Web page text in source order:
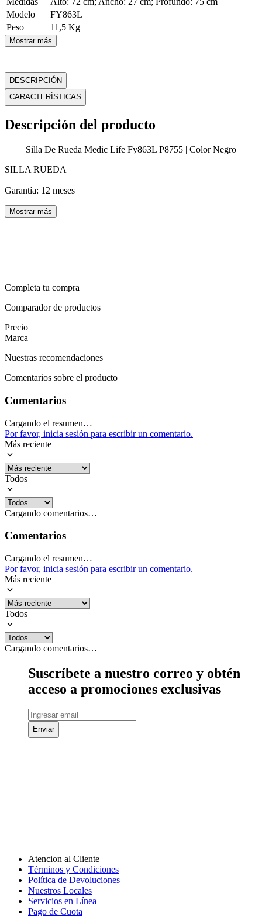
Modelo
FY863L
Peso
11,5 Kg
Mostrar más
DESCRIPCIÓN
CARACTERÍSTICAS
Descripción del producto
Silla De Rueda Medic Life Fy863L P8755 | Color Negro
SILLA RUEDA
Garantía: 12 meses
Mostrar más
Completa tu compra
Comparador de productos
Precio
Marca
Nuestras recomendaciones
Comentarios sobre el producto
Comentarios
Cargando el resumen…
Por favor, inicia sesión para escribir un comentario.
Más reciente
Todos
Cargando comentarios…
Comentarios
Cargando el resumen…
Por favor, inicia sesión para escribir un comentario.
Más reciente
Todos
Cargando comentarios…
Suscríbete a nuestro correo y obtén
acceso a promociones exclusivas
Enviar
Atencion al Cliente
Términos y Condiciones
Política de Devoluciones
Nuestros Locales
Servicios en Línea
Pago de Cuota